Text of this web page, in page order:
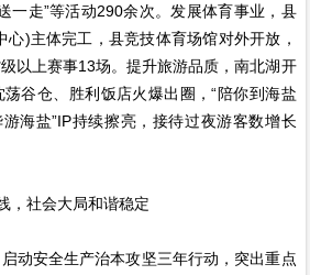
一走”等活动290余次。发展体育事业，县
心)主体完工，县竞技体育场馆对外开放，
以上赛事13场。提升旅游品质，南北湖开
谷仓、胜利饭店火爆出圈，“陪你到海盐
海盐”IP持续擦亮，接待过夜游客数增长
社会大局和谐稳定
安全生产治本攻坚三年行动，突出重点